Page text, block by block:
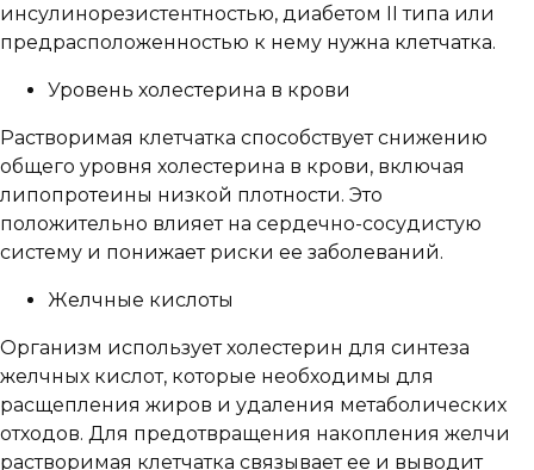
инсулинорезистентностью, диабетом II типа или
предрасположенностью к нему нужна клетчатка.
Уровень холестерина в крови
Растворимая клетчатка способствует снижению
общего уровня холестерина в крови, включая
липопротеины низкой плотности. Это
положительно влияет на сердечно-сосудистую
систему и понижает риски ее заболеваний.
Желчные кислоты
Организм использует холестерин для синтеза
желчных кислот, которые необходимы для
расщепления жиров и удаления метаболических
отходов. Для предотвращения накопления желчи
растворимая клетчатка связывает ее и выводит